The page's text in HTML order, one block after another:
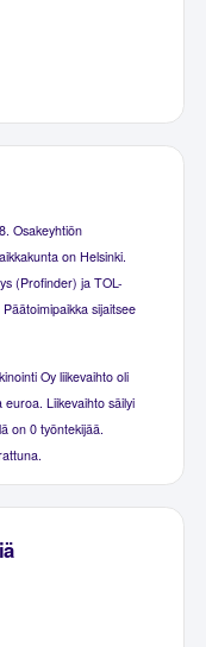
Osakeyhtiön
on Helsinki.
(Profinder) ja TOL-
sijaitsee
Oy liikevaihto oli
Liikevaihto säilyi
on 0 työntekijää.